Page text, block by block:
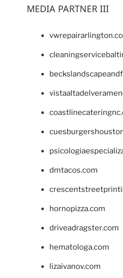
MEDIA PARTNER III
dmtacos.com
hornopizza.com
driveadragster.com
hematologa.com
lizaivanov.com